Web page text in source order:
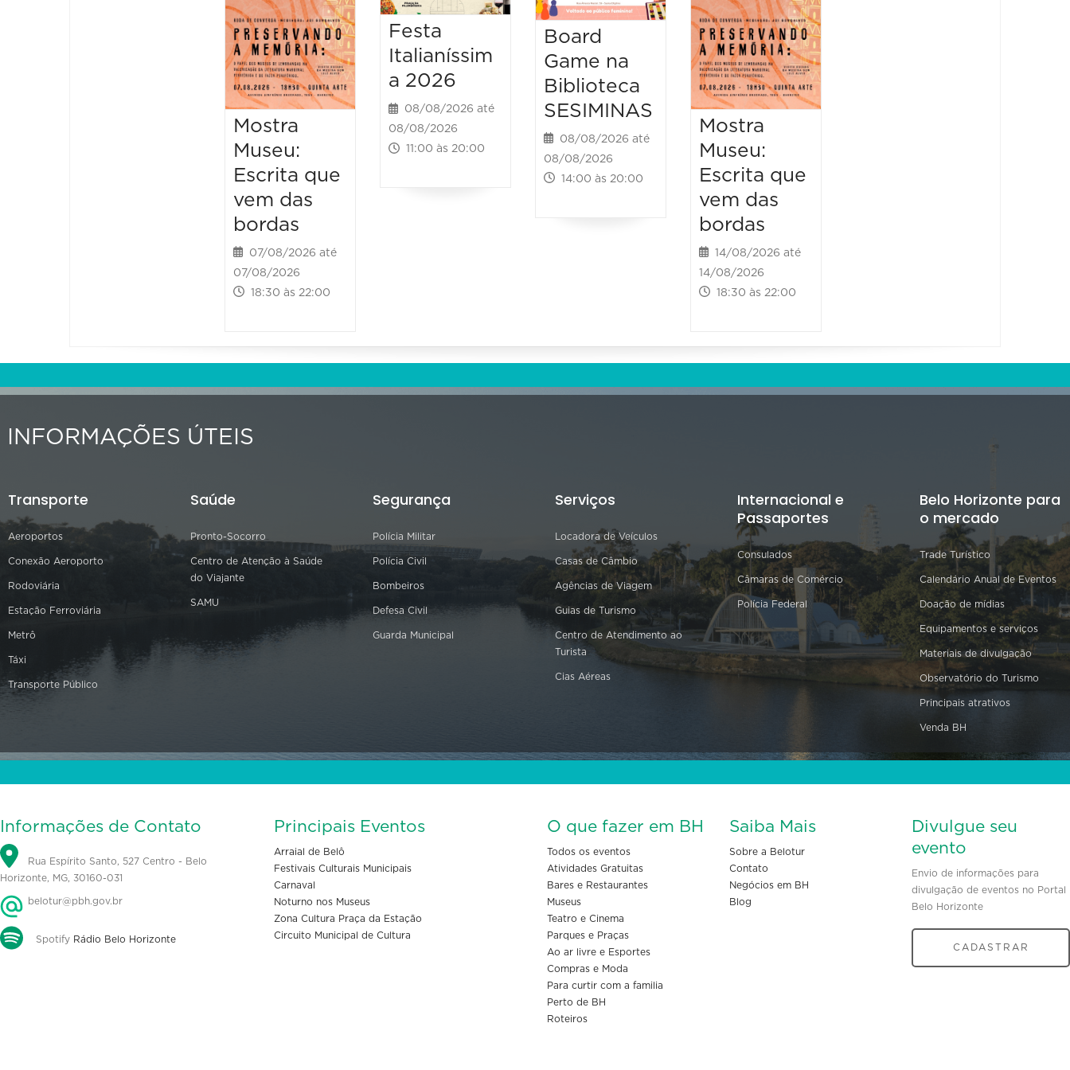
Mostra
Museu:
Escrita que
vem das
bordas
07/08/2026 até
07/08/2026
18:30 às 22:00
Festa
Italianíssim
a 2026
08/08/2026 até
08/08/2026
11:00 às 20:00
Board
Game na
Biblioteca
SESIMINAS
08/08/2026 até
08/08/2026
14:00 às 20:00
Mostra
Museu:
Escrita que
vem das
bordas
14/08/2026 até
14/08/2026
18:30 às 22:00
INFORMAÇÕES ÚTEIS
Transporte
Aeroportos
Conexão Aeroporto
Rodoviária
Estação Ferroviária
Metrô
Táxi
Transporte Público
Saúde
Pronto-Socorro
Centro de Atenção à Saúde
do Viajante
SAMU
Segurança
Polícia Militar
Polícia Civil
Bombeiros
Defesa Civil
Guarda Municipal
Serviços
Locadora de Veículos
Casas de Câmbio
Agências de Viagem
Guias de Turismo
Centro de Atendimento ao
Turista
Cias Aéreas
Internacional e
Passaportes
Consulados
Câmaras de Comércio
Polícia Federal
Belo Horizonte para
o mercado
Trade Turístico
Calendário Anual de Eventos
Doação de mídias
Equipamentos e serviços
Materiais de divulgação
Observatório do Turismo
Principais atrativos
Venda BH
Informações de Contato
Rua Espírito Santo, 527 Centro - Belo
Horizonte, MG, 30160-031
belotur@pbh.gov.br
Spotify Rádio Belo Horizonte
Principais Eventos
Arraial de Belô
Festivais Culturais Municipais
Carnaval
Noturno nos Museus
Zona Cultura Praça da Estação
Circuito Municipal de Cultura
O que fazer em BH
Todos os eventos
Atividades Gratuitas
Bares e Restaurantes
Museus
Teatro e Cinema
Parques e Praças
Ao ar livre e Esportes
Compras e Moda
Para curtir com a familia
Perto de BH
Roteiros
Saiba Mais
Sobre a Belotur
Contato
Negócios em BH
Blog
Divulgue seu
evento
Envio de informações para
divulgação de eventos no Portal
Belo Horizonte
CADASTRAR